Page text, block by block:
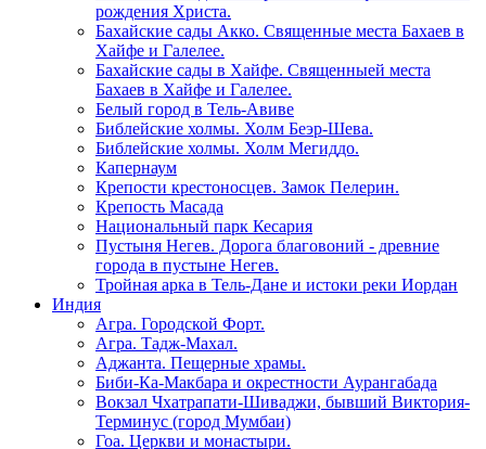
рождения Христа.
Бахайские сады Акко. Священные места Бахаев в
Хайфе и Галелее.
Бахайские сады в Хайфе. Священныей места
Бахаев в Хайфе и Галелее.
Белый город в Тель-Авиве
Библейские холмы. Холм Беэр-Шева.
Библейские холмы. Холм Мегиддо.
Капернаум
Крепости крестоносцев. Замок Пелерин.
Крепость Масада
Национальный парк Кесария
Пустыня Негев. Дорога благовоний - древние
города в пустыне Негев.
Тройная арка в Тель-Дане и истоки реки Иордан
Индия
Агра. Городской Форт.
Агра. Тадж-Махал.
Аджанта. Пещерные храмы.
Биби-Ка-Макбара и окрестности Аурангабада
Вокзал Чхатрапати-Шиваджи, бывший Виктория-
Терминус (город Мумбаи)
Гоа. Церкви и монастыри.